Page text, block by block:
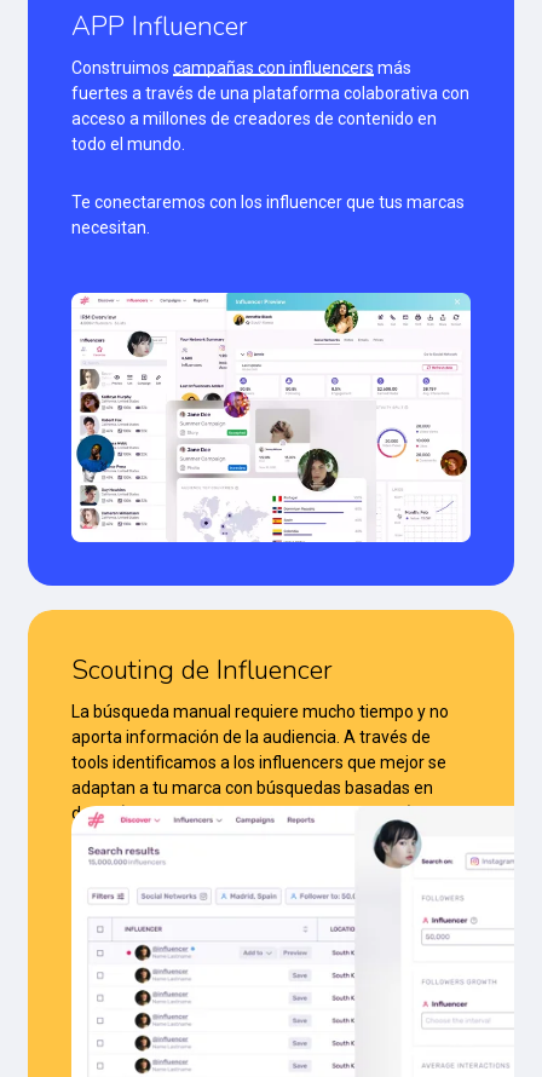
APP Influencer
Construimos campañas con influencers más
fuertes a través de una plataforma colaborativa con
acceso a millones de creadores de contenido en
todo el mundo.
Te conectaremos con los influencer que tus marcas
necesitan.
Scouting de Influencer
La búsqueda manual requiere mucho tiempo y no
aporta información de la audiencia. A través de
tools identificamos a los influencers que mejor se
adaptan a tu marca con búsquedas basadas en
datos (audiencia, genero y tipo de contenido).